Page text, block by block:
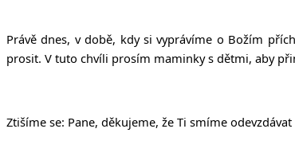
Právě dnes, v době, kdy si vyprávíme o Božím
prosit. V tuto chvíli prosím maminky s dětmi, aby
Ztišíme se: Pane, děkujeme, že Ti smíme